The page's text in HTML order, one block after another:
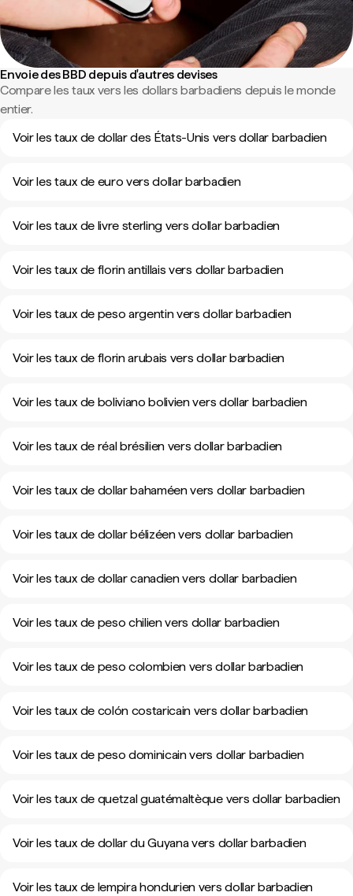
Envoie des BBD depuis d'autres devises
Compare les taux vers les dollars barbadiens depuis le monde
entier.
Voir les taux de dollar des États-Unis vers dollar barbadien
Voir les taux de euro vers dollar barbadien
Voir les taux de livre sterling vers dollar barbadien
Voir les taux de florin antillais vers dollar barbadien
Voir les taux de peso argentin vers dollar barbadien
Voir les taux de florin arubais vers dollar barbadien
Voir les taux de boliviano bolivien vers dollar barbadien
Voir les taux de réal brésilien vers dollar barbadien
Voir les taux de dollar bahaméen vers dollar barbadien
Voir les taux de dollar bélizéen vers dollar barbadien
Voir les taux de dollar canadien vers dollar barbadien
Voir les taux de peso chilien vers dollar barbadien
Voir les taux de peso colombien vers dollar barbadien
Voir les taux de colón costaricain vers dollar barbadien
Voir les taux de peso dominicain vers dollar barbadien
Voir les taux de quetzal guatémaltèque vers dollar barbadien
Voir les taux de dollar du Guyana vers dollar barbadien
Voir les taux de lempira hondurien vers dollar barbadien